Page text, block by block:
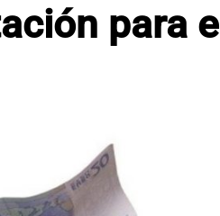
para el